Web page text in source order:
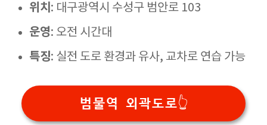
위치 : 대구광역시 수성구 범안로 103
운영: 오전 시간대
특징: 실전 도로 환경과 유사, 교차로 연습 가능
범물역 외곽도로👆️